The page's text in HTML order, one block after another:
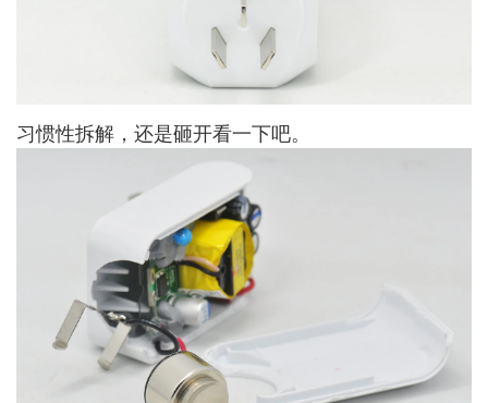
习惯性拆解，还是砸开看一下吧。